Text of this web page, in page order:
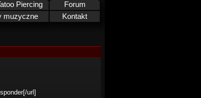
Piercing
Forum
muzyczne Kontakt
url]